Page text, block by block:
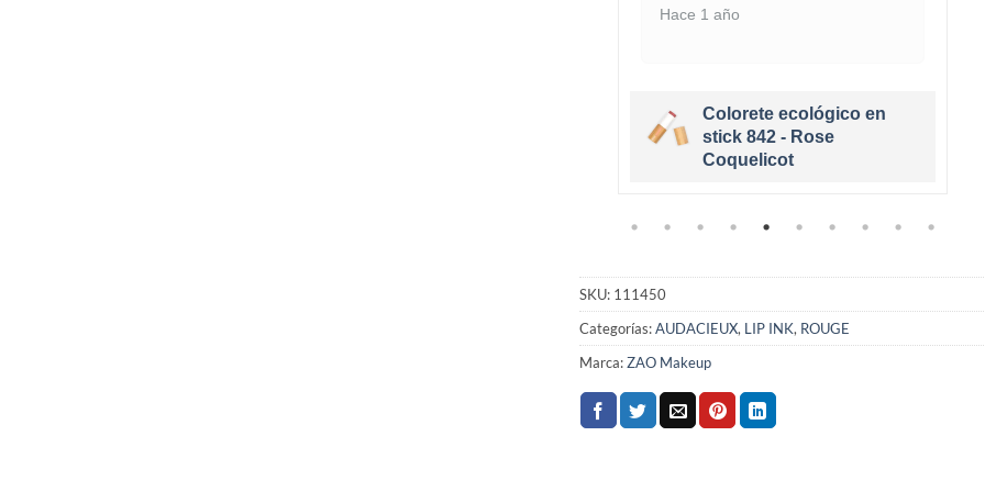
Hace 1 año
Colorete ecológico en
stick 842 - Rose
Coquelicot
SKU: 111450
Categorías:AUDACIEUX, LIP INK, ROUGE
Marca:ZAO Makeup